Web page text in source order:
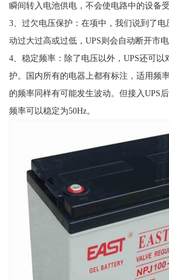
瞬间转入电池供电，不会使电路中的设备
3、过欠电压保护：在项中，我们说到了
动过大过高或过低，UPS则会自动断开市
4、稳定频率：除了电压以外，UPS还可以
护。国内所有的电器上都有标注，适用频
的频率同样有可能发生波动。但接入UPS
频率可以稳定为50Hz。